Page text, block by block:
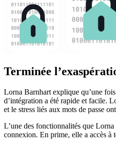
Terminée
Lorna Barnhart explique qu’une
d’intégration a été rapide et facile.
et le stress liés aux mots de passe
L’une des fonctionnalités que
connexion. En prime, elle a accès à